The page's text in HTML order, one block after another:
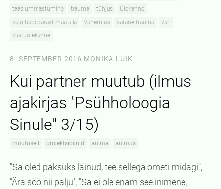
taaslummastumine
trauma tühjus
Ülekanne
vaju häbi pärast maa alla
Vanemlus varane trauma
vari
vastuülekanne
8. SEPTEMBER 2016 MONIKA.LUIK
Kui partner muutub (ilmus
ajakirjas "Psühholoogia
Sinule" 3/15)
muutused projektsioonid anima animus
"Sa oled paksuks läinud, tee sellega ometi midagi",
"Ära söö nii palju", "Sa ei ole enam see inimene,